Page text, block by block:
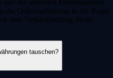
und der aktuellen Marktliquidität
die Orderausführung in der Regel
dem Verkaufsauftrag direkt
tauschen?